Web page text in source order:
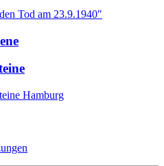
Tod am 23.9.1940"
Hamburg